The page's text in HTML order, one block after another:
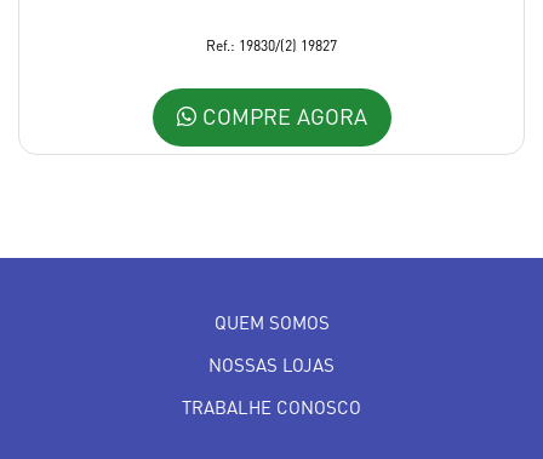
Ref.: 19830/(2) 19827
COMPRE AGORA
QUEM SOMOS
NOSSAS LOJAS
TRABALHE CONOSCO